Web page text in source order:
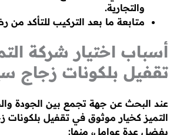
والتجارية.
متابعة ما بعد التركيب للتأكد من
أسباب اختيار شركة
تقفيل بلكونات زجاج
عند البحث عن جهة تجمع بين الجودة
التميز كخيار موثوق في تقفيل
بفضل عدة عوامل، منها: